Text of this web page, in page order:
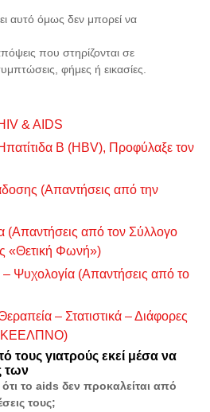
αυτό όμως δεν μπορεί να
που στηρίζονται σε
φήμες ή εικασίες.
& AIDS
Β (HBV), Προφύλαξε τον
(Απαντήσεις από την
από τον Σύλλογο
«Θετική Φωνή»)
Ψυχολογία (Απαντήσεις από το
– Στατιστικά – Διάφορες
ΚΕΕΛΠΝΟ)
τους γιατρούς εκεί μέσα να
των
το aids δεν προκαλείται από
τους;